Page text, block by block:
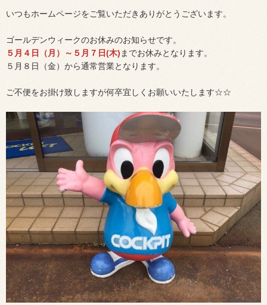
いつもホームページをご覧いただきありがとうございます。
ゴールデンウィークのお休みのお知らせです。
５月４日（月）～５月７日(木) までお休みとなります。
５月８日（金）から通常営業となります。
ご不便をお掛け致しますが何卒宜しくお願いいたします☆☆